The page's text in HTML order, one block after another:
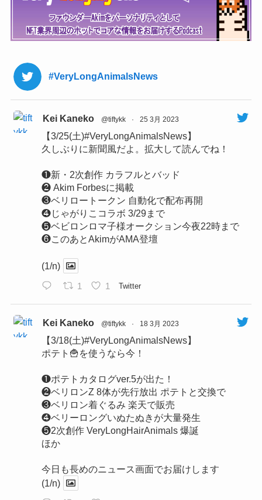
#VeryLongAnimalsNews
Kei Kaneko @tiftykk · 25 3月 2023
【3/25(土)#VeryLongAnimalsNews】
久しぶりに新聞風だよ。拡大して読んでね！
❶新・2次創作 カラフルとバッド
❷ Akim Forbesに掲載
❸ベリロートークン 自動化で配布再開
❹じゃがりこコラボ 3/29まで
❺ベビロンロマ子様オークション今夜22時まで
❻このあとAkimがAMA登壇
(1/n)
1 1 Twitter
Kei Kaneko @tiftykk · 18 3月 2023
【3/18(土)#VeryLongAnimalsNews】
ポテト🍟を使うなら今！
❶ポテトカタログver.5が出た！
❷ベリロンZ 8体が先行放出 ポテトと交換で
❸ベリロン着ぐるみ 楽天で販売
❹ベリーロングいぬたぬきが大量発生
❺2次創作 VeryLongHairAnimals 爆誕
ほか
今日も長めのニュース画面でお届けします
(1/n)